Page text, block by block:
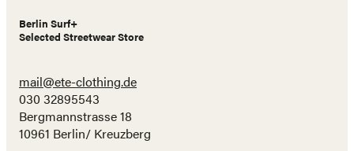
Berlin Surf+
Selected Streetwear Store
mail@ete-clothing.de
030 32895543
Bergmannstrasse 18
10961 Berlin/ Kreuzberg